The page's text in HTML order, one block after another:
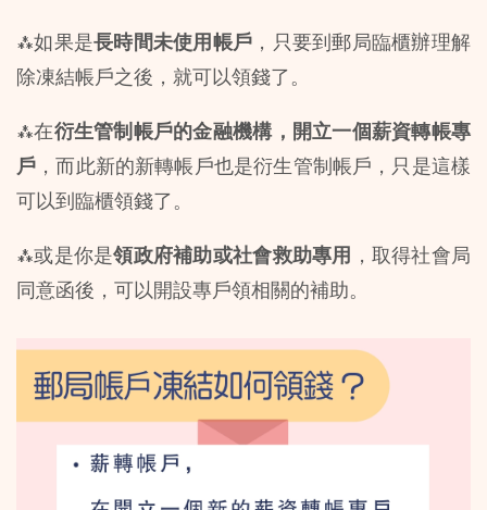
⁂如果是長時間未使用帳戶 ，只要到郵局臨櫃辦理解
除凍結帳戶之後，就可以領錢了。
⁂在衍生管制帳戶的金融機構，開立一個薪資轉帳專
戶 ，而此新的新轉帳戶也是衍生管制帳戶，只是這樣
可以到臨櫃領錢了。
⁂或是你是領政府補助或社會救助專用 ，取得社會局
同意函後，可以開設專戶領相關的補助。